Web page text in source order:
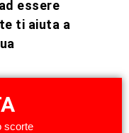
essere
ti aiuta a
scorte